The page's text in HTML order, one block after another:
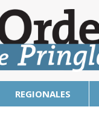
REGIONALES